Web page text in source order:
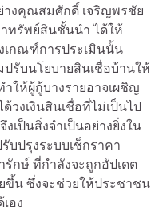
งคุณสมศักดิ์ เจริญพรชัย
ทรัพย์สินชั้นนำ ได้ให้
เกณฑ์การประเมินนั้น
ปรับนโยบายสินเชื่อบ้านให้
ให้ผู้กู้บางรายอาจเผชิญ
วงเงินสินเชื่อที่ไม่เป็นไป
เป็นสิ่งจำเป็นอย่างยิ่งใน
บปรุงระบบเช็กราคา
กษ์ ที่กำลังจะถูกอัปเดต
ขึ้น ซึ่งจะช่วยให้ประชาชน
อง